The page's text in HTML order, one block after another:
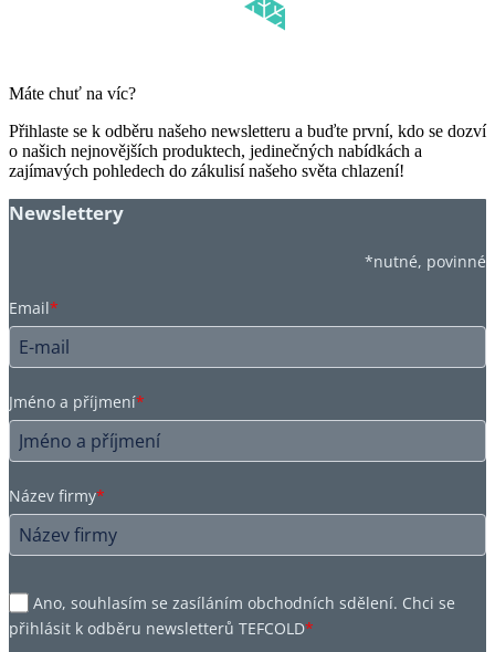
Máte chuť na víc?
Přihlaste se k odběru našeho newsletteru a buďte první, kdo se dozví
o našich nejnovějších produktech, jedinečných nabídkách a
zajímavých pohledech do zákulisí našeho světa chlazení!
Newslettery
*nutné, povinné
Email*
Jméno a příjmení*
Název firmy*
Ano, souhlasím se zasíláním obchodních sdělení. Chci se
přihlásit k odběru newsletterů TEFCOLD*